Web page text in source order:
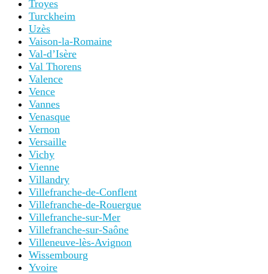
Troyes
Turckheim
Uzès
Vaison-la-Romaine
Val-d’Isère
Val Thorens
Valence
Vence
Vannes
Venasque
Vernon
Versaille
Vichy
Vienne
Villandry
Villefranche-de-Conflent
Villefranche-de-Rouergue
Villefranche-sur-Mer
Villefranche-sur-Saône
Villeneuve-lès-Avignon
Wissembourg
Yvoire